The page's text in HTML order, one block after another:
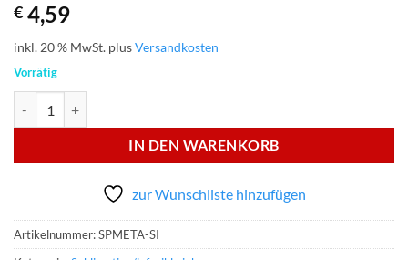
€ 4,59
inkl. 20 % MwSt. plusVersandkosten
Vorrätig
IN DEN WARENKORB
zur Wunschliste hinzufügen
Artikelnummer:SPMETA-SI